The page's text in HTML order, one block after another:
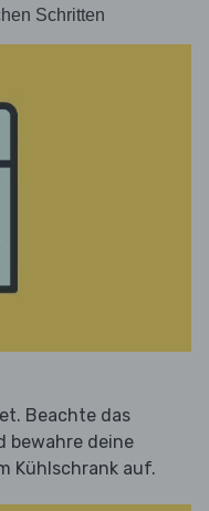
Schritten
Beachte das
bewahre deine
Kühlschrank auf.